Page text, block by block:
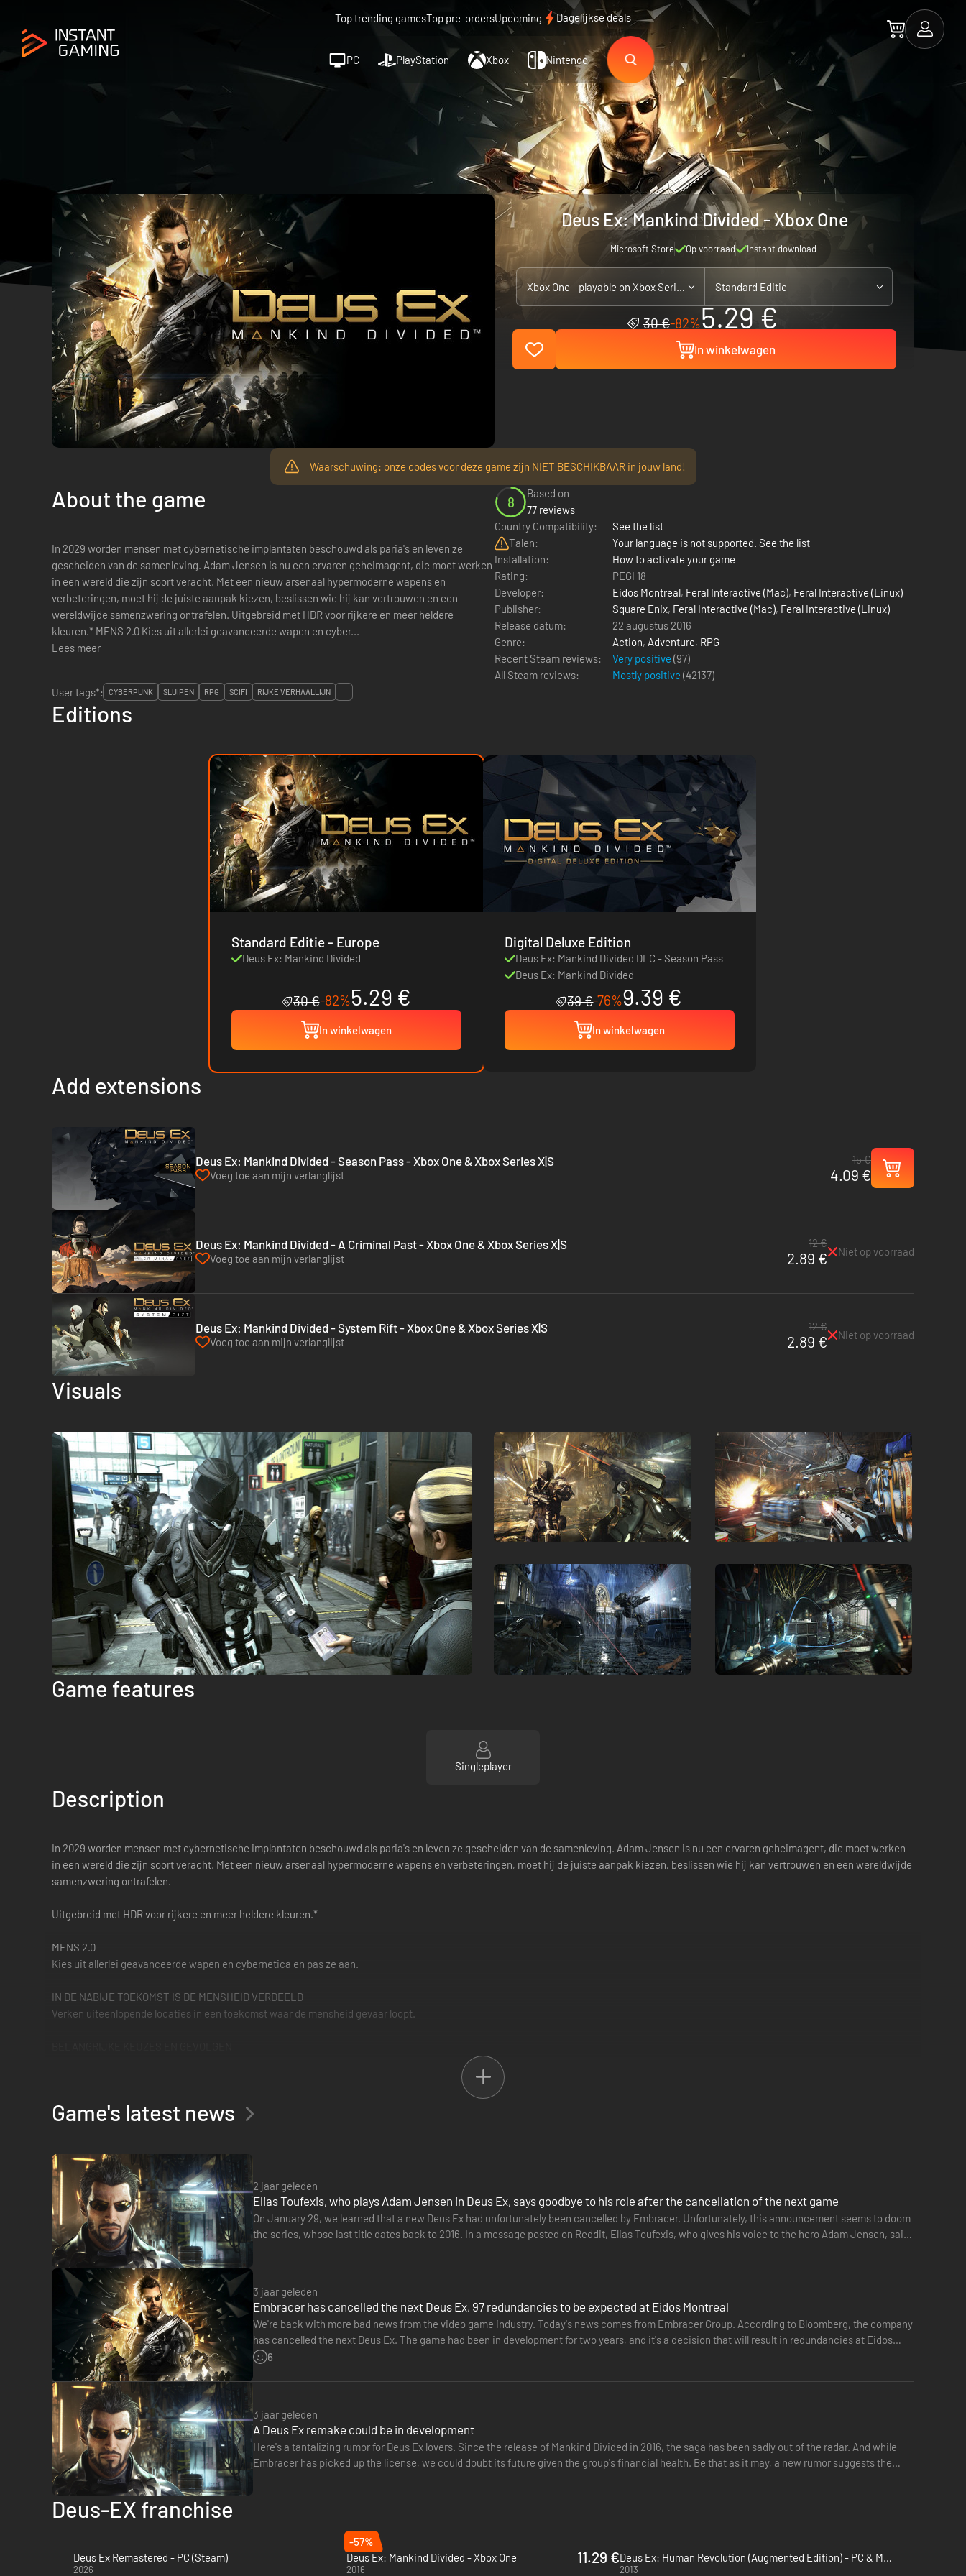
Top trending gamesTop pre-ordersUpcoming Dagelijkse deals
PC PlayStation Xbox Nintendo
Deus Ex: Mankind Divided - Xbox One
Microsoft Store Op voorraad Instant download
Xbox One - playable on Xbox Series X|S Standard Editie
30 €-82%5.29 €
In winkelwagen
Waarschuwing: onze codes voor deze game zijn NIET BESCHIKBAAR in jouw land!
About the game
In 2029 worden mensen met cybernetische implantaten beschouwd als paria's en leven ze
gescheiden van de samenleving. Adam Jensen is nu een ervaren geheimagent, die moet werken
in een wereld die zijn soort veracht. Met een nieuw arsenaal hypermoderne wapens en
verbeteringen, moet hij de juiste aanpak kiezen, beslissen wie hij kan vertrouwen en een
wereldwijde samenzwering ontrafelen. Uitgebreid met HDR voor rijkere en meer heldere
kleuren.* MENS 2.0 Kies uit allerlei geavanceerde wapen en cyber...
Lees meer
8
Based on
77 reviews
Country Compatibility:
See the list
Talen:
Your language is not supported. See the list
Installation:
How to activate your game
Rating:
PEGI 18
Developer:
Eidos Montreal, Feral Interactive (Mac), Feral Interactive (Linux)
Publisher:
Square Enix, Feral Interactive (Mac), Feral Interactive (Linux)
Release datum:
22 augustus 2016
Genre:
Action, Adventure, RPG
Recent Steam reviews:
Very positive (97)
All Steam reviews:
Mostly positive (42137)
User tags*:
CYBERPUNK SLUIPEN RPG SCIFI RIJKE VERHAALLIJN ...
Editions
Standard Editie - Europe
Deus Ex: Mankind Divided
30 €-82%5.29 €
In winkelwagen
Digital Deluxe Edition
Deus Ex: Mankind Divided DLC - Season Pass
Deus Ex: Mankind Divided
39 €-76%9.39 €
In winkelwagen
Add extensions
Deus Ex: Mankind Divided - Season Pass - Xbox One & Xbox Series X|S
Voeg toe aan mijn verlanglijst
15 €
4.09 €
Deus Ex: Mankind Divided - A Criminal Past - Xbox One & Xbox Series X|S
Voeg toe aan mijn verlanglijst
12 €
2.89 € Niet op voorraad
Deus Ex: Mankind Divided - System Rift - Xbox One & Xbox Series X|S
Voeg toe aan mijn verlanglijst
12 €
2.89 € Niet op voorraad
Visuals
Game features
Singleplayer
Description
In 2029 worden mensen met cybernetische implantaten beschouwd als paria's en leven ze gescheiden van de samenleving. Adam Jensen is nu een ervaren geheimagent, die moet werken
in een wereld die zijn soort veracht. Met een nieuw arsenaal hypermoderne wapens en verbeteringen, moet hij de juiste aanpak kiezen, beslissen wie hij kan vertrouwen en een wereldwijde
samenzwering ontrafelen.
Uitgebreid met HDR voor rijkere en meer heldere kleuren.*
MENS 2.0
Kies uit allerlei geavanceerde wapen en cybernetica en pas ze aan.
IN DE NABIJE TOEKOMST IS DE MENSHEID VERDEELD
Verken uiteenlopende locaties in een toekomst waar de mensheid gevaar loopt.
Deus Ex: Mankind Divided – Breach is een live speltype, dat de gameplay verrijkt met puzzelarcade-elementen.
Game's latest news
2 jaar geleden
Elias Toufexis, who plays Adam Jensen in Deus Ex, says goodbye to his role after the cancellation of the next game
On January 29, we learned that a new Deus Ex had unfortunately been cancelled by Embracer. Unfortunately, this announcement seems to doom
the series, whose last title dates back to 2016. In a message posted on Reddit, Elias Toufexis, who gives his voice to the hero Adam Jensen, said
3 jaar geleden
Embracer has cancelled the next Deus Ex, 97 redundancies to be expected at Eidos Montreal
We're back with more bad news from the video game industry. Today's news comes from Embracer Group. According to Bloomberg, the company
has cancelled the next Deus Ex. The game had been in development for two years, and it's a decision that will result in redundancies at Eidos
Montreal. The studio issued…
6
3 jaar geleden
A Deus Ex remake could be in development
Here's a tantalizing rumor for Deus Ex lovers. Since the release of Mankind Divided in 2016, the saga has been sadly out of the radar. And while
Embracer has picked up the license, we could doubt its future given the group's financial health. Be that as it may, a new rumor suggests the
Deus-EX franchise
Deus Ex Remastered - PC (Steam)
2026
-57%
Deus Ex: Mankind Divided - Xbox One
2016
11.29 € Deus Ex: Human Revolution (Augmented Edition) - PC & Mac (Steam)
2013